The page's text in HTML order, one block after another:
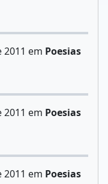
em Poesias
em Poesias
em Poesias